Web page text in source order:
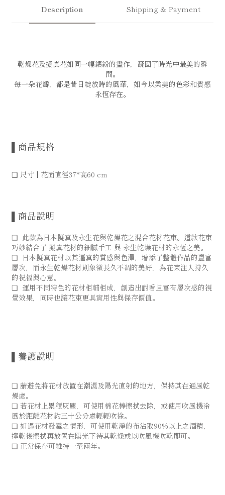
Description Shipping & Payment
乾燥花及擬真花如同一幅繽紛的畫作，凝固了時光中最美的瞬
間。
每一朵花瓣，都是昔日綻放時的風華，如今以柔美的色彩和質感
永恆存在。
▌商品規格
❑ 尺寸 | 花面直徑37*高60 cm
▌商品說明
❑ 此款為日本擬真及永生花與乾燥花之混合花材花束。這款花束
巧妙結合了 擬真花材的細膩手工 與 永生乾燥花材的永恆之美。
❑ 日本擬真花材以其逼真的質感與色澤，增添了整體作品的豐富
層次，而永生乾燥花材則象徵長久不凋的美好，為花束注入持久
的祝福與心意。
❑ 運用不同特色的花材相輔相成，創造出耐看且富有層次感的視
覺效果，同時也讓花束更具實用性與保存價值。
▌養護說明
❑ 請避免將花材放置在潮濕及陽光直射的地方，保持其在通風乾
燥處。
❑ 若花材上累積灰塵，可使用棉花棒擦拭去除，或使用吹風機冷
風於距離花材約三十公分處輕輕吹徐。
❑ 如遇花材發霉之情形，可使用乾淨的布沾取90%以上之酒精，
擰乾後擦拭再放置在陽光下待其乾燥或以吹風機吹乾即可。
❑ 正常保存可維持一至兩年。